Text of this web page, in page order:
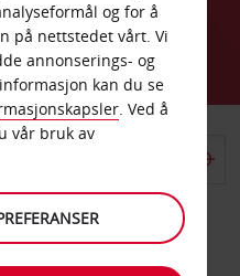
TIL DATO
og for å
på nettstedet vårt. Vi
annonserings- og
kan du se
. Ved å
vår bruk av